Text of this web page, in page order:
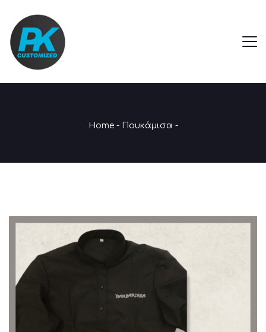
Home- Πουκάμισα -